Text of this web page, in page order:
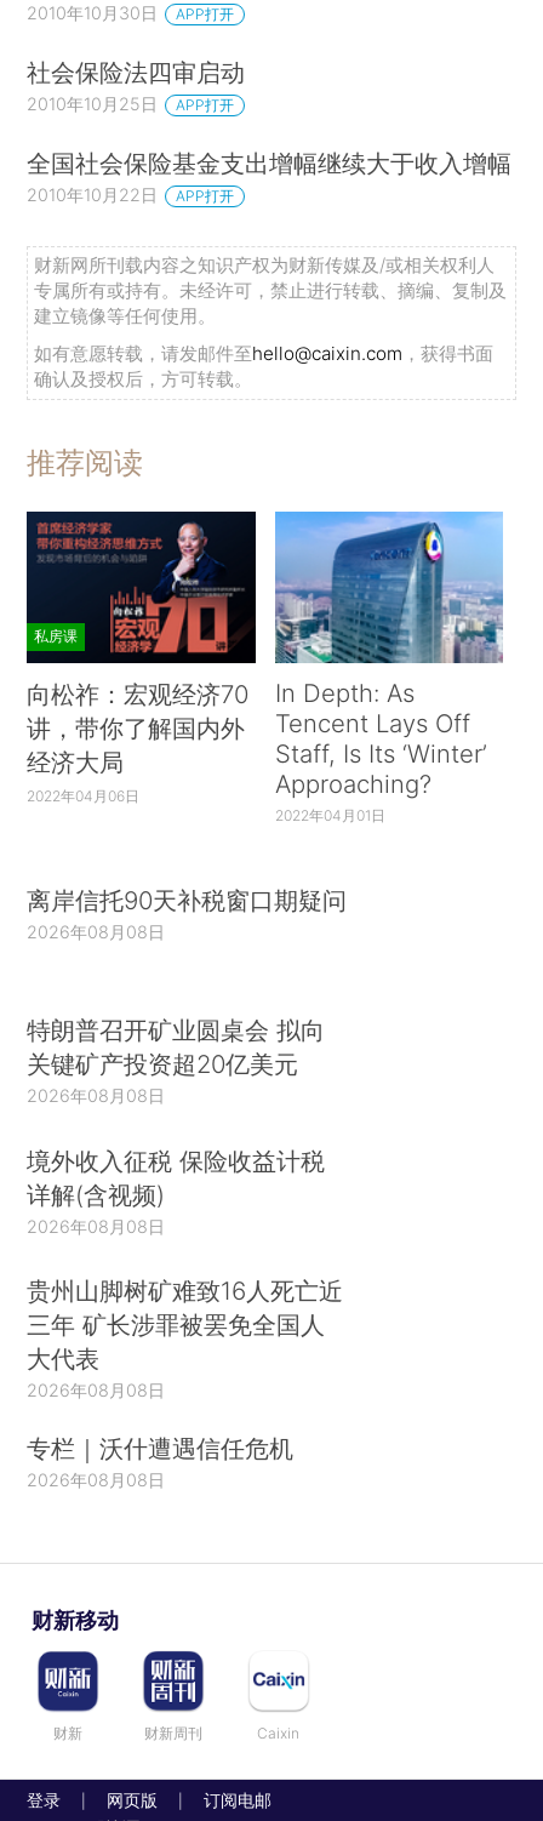
2010年10月30日 APP打开
社会保险法四审启动
2010年10月25日 APP打开
全国社会保险基金支出增幅继续大于收入增幅
2010年10月22日 APP打开
财新网所刊载内容之知识产权为财新传媒及/或相关权利人
专属所有或持有。未经许可，禁止进行转载、摘编、复制及
建立镜像等任何使用。
如有意愿转载，请发邮件至hello@caixin.com ，获得书面
确认及授权后，方可转载。
推荐阅读
私房课
向松祚：宏观经济70
讲，带你了解国内外
经济大局
2022年04月06日
In Depth: As
Tencent Lays Off
Staff, Is Its ‘Winter’
Approaching?
2022年04月01日
离岸信托90天补税窗口期疑问
2026年08月08日
特朗普召开矿业圆桌会 拟向
关键矿产投资超20亿美元
2026年08月08日
境外收入征税 保险收益计税
详解(含视频)
2026年08月08日
贵州山脚树矿难致16人死亡近
三年 矿长涉罪被罢免全国人
大代表
2026年08月08日
专栏｜沃什遭遇信任危机
2026年08月08日
财新移动
财新 财新周刊 Caixin
登录 网页版 订阅电邮